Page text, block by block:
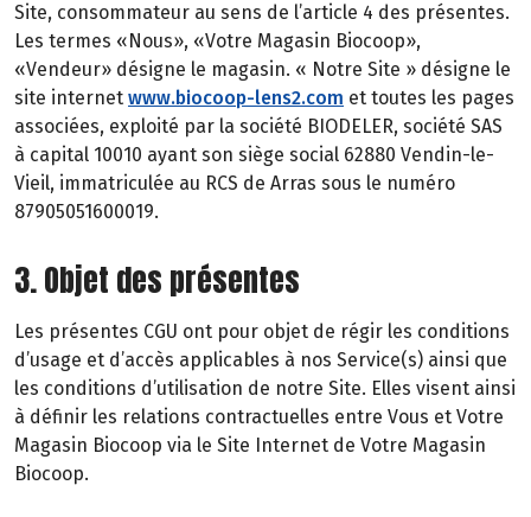
Site, consommateur au sens de l’article 4 des présentes.
Les termes «Nous», «Votre Magasin Biocoop»,
«Vendeur» désigne le magasin. « Notre Site » désigne le
site internet www.biocoop-lens2.com et toutes les pages
associées, exploité par la société BIODELER, société SAS
à capital 10010 ayant son siège social 62880 Vendin-le-
Vieil, immatriculée au RCS de Arras sous le numéro
87905051600019.
3. Objet des présentes
Les présentes CGU ont pour objet de régir les conditions
d’usage et d’accès applicables à nos Service(s) ainsi que
les conditions d’utilisation de notre Site. Elles visent ainsi
à définir les relations contractuelles entre Vous et Votre
Magasin Biocoop via le Site Internet de Votre Magasin
Biocoop.